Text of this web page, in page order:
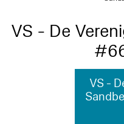
VS - De
VS -